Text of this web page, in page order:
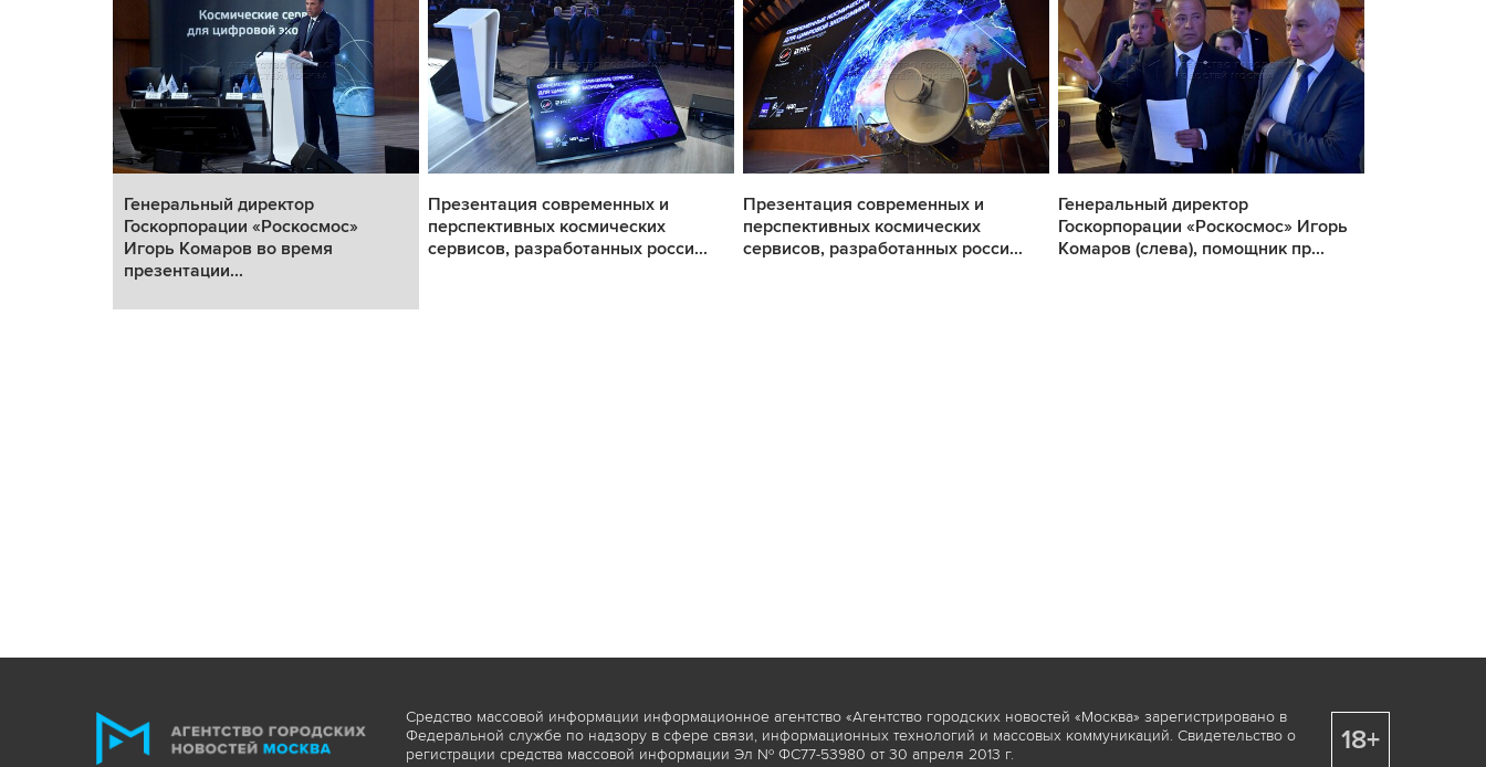
Генеральный директор
Госкорпорации «Роскосмос»
Игорь Комаров во время
презентации...
Презентация современных и
перспективных космических
сервисов, разработанных росси...
Презентация современных и
перспективных космических
сервисов, разработанных росси...
Генеральный директор
Госкорпорации «Роскосмос» Игорь
Комаров (слева), помощник пр...
Средство массовой информации информационное агентство «Агентство городских новостей «Москва» зарегистрировано в
Федеральной службе по надзору в сфере связи, информационных технологий и массовых коммуникаций. Свидетельство о
регистрации средства массовой информации Эл № ФС77-53980 от 30 апреля 2013 г.
18+